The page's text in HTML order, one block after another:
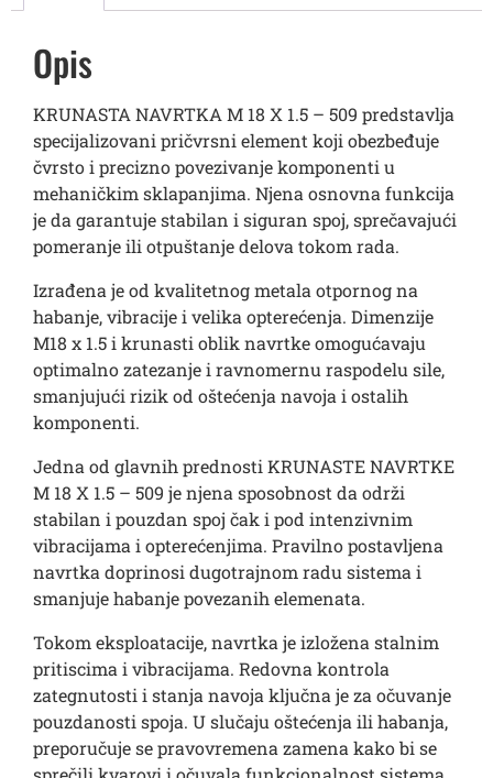
Opis
KRUNASTA NAVRTKA M 18 X 1.5 – 509 predstavlja
specijalizovani pričvrsni element koji obezbeđuje
čvrsto i precizno povezivanje komponenti u
mehaničkim sklapanjima. Njena osnovna funkcija
je da garantuje stabilan i siguran spoj, sprečavajući
pomeranje ili otpuštanje delova tokom rada.
Izrađena je od kvalitetnog metala otpornog na
habanje, vibracije i velika opterećenja. Dimenzije
M18 x 1.5 i krunasti oblik navrtke omogućavaju
optimalno zatezanje i ravnomernu raspodelu sile,
smanjujući rizik od oštećenja navoja i ostalih
komponenti.
Jedna od glavnih prednosti KRUNASTE NAVRTKE
M 18 X 1.5 – 509 je njena sposobnost da održi
stabilan i pouzdan spoj čak i pod intenzivnim
vibracijama i opterećenjima. Pravilno postavljena
navrtka doprinosi dugotrajnom radu sistema i
smanjuje habanje povezanih elemenata.
Tokom eksploatacije, navrtka je izložena stalnim
pritiscima i vibracijama. Redovna kontrola
zategnutosti i stanja navoja ključna je za očuvanje
pouzdanosti spoja. U slučaju oštećenja ili habanja,
preporučuje se pravovremena zamena kako bi se